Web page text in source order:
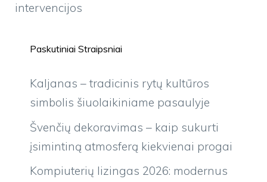
intervencijos
Paskutiniai Straipsniai
Kaljanas – tradicinis rytų kultūros
simbolis šiuolaikiniame pasaulyje
Švenčių dekoravimas – kaip sukurti
įsimintiną atmosferą kiekvienai progai
Kompiuterių lizingas 2026: modernus